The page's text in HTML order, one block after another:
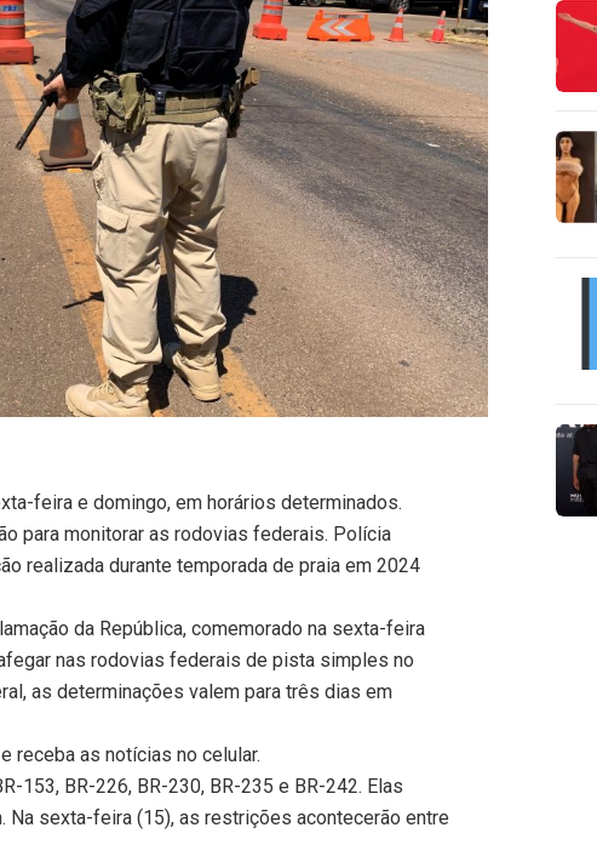
feira e domingo, em horários determinados.
para monitorar as rodovias federais. Polícia
realizada durante temporada de praia em 2024
da República, comemorado na sexta-feira
nas rodovias federais de pista simples no
as determinações valem para três dias em
receba as notícias no celular.
153, BR-226, BR-230, BR-235 e BR-242. Elas
Na sexta-feira (15), as restrições acontecerão entre